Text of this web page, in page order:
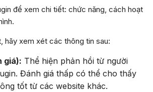
để xem chi tiết: chức năng, cách hoạt
hãy xem xét các thông tin sau:
giá): Thể hiện phản hồi từ người
Đánh giá thấp có thể cho thấy
tốt từ các website khác.